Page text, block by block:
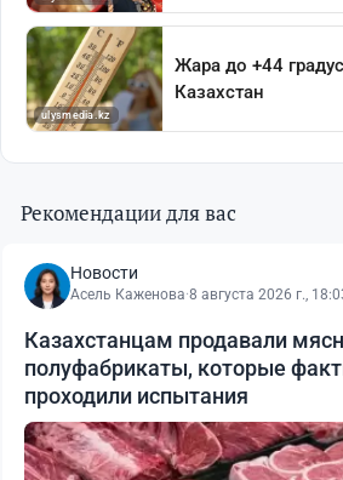
Рекомендации для вас
Новости
Асель Каженова·8 августа 2026 г.,
Казахстанцам продавали
полуфабрикаты, которые
проходили испытания